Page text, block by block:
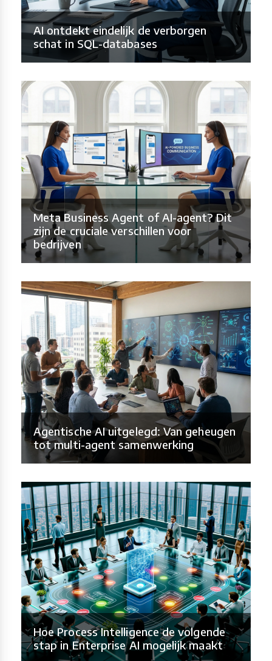
AI ontdekt eindelijk de verborgen
schat in SQL-databases
Meta Business Agent of AI-agent? Dit
zijn de cruciale verschillen voor
bedrijven
Agentische AI uitgelegd: Van geheugen
tot multi-agent samenwerking
Hoe Process Intelligence de volgende
stap in Enterprise AI mogelijk maakt